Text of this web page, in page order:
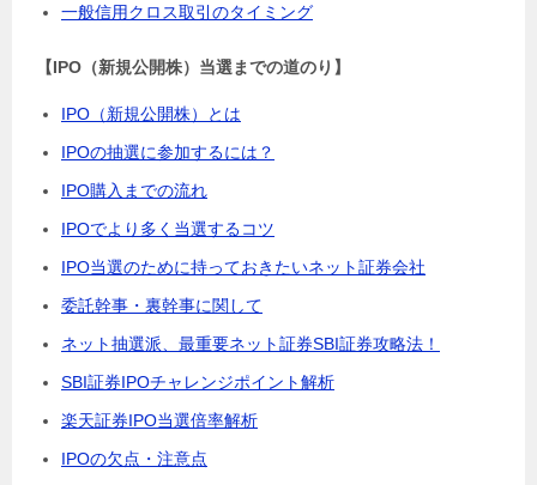
一般信用クロス取引のタイミング
【IPO（新規公開株）当選までの道のり】
IPO（新規公開株）とは
IPOの抽選に参加するには？
IPO購入までの流れ
IPOでより多く当選するコツ
IPO当選のために持っておきたいネット証券会社
委託幹事・裏幹事に関して
ネット抽選派、最重要ネット証券SBI証券攻略法！
SBI証券IPOチャレンジポイント解析
楽天証券IPO当選倍率解析
IPOの欠点・注意点